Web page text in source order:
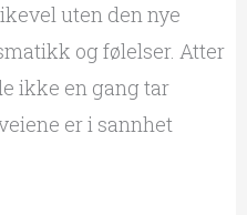
uten den nye
og følelser. Atter
ikke en gang tar
er i sannhet